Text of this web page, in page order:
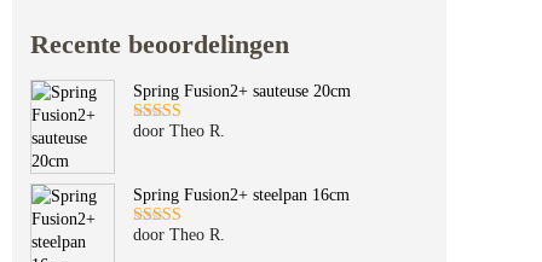
Recente beoordelingen
Spring Fusion2+ sauteuse 20cm
Gewaardeerd
door Theo R.
Spring Fusion2+ steelpan 16cm
Gewaardeerd
door Theo R.